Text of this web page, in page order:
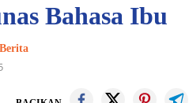
Bahasa Ibu
Berita